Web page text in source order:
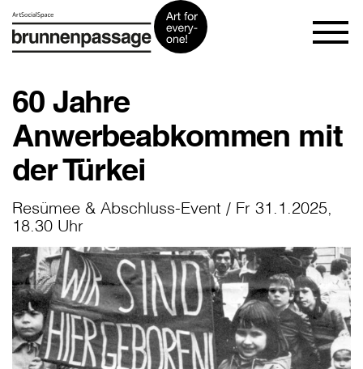
60 Jahre
Anwerbeabkommen mit
der Türkei
Resümee & Abschluss-Event / Fr 31.1.2025,
18.30 Uhr